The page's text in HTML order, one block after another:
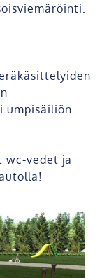
umpisäiliön
wc-vedet ja